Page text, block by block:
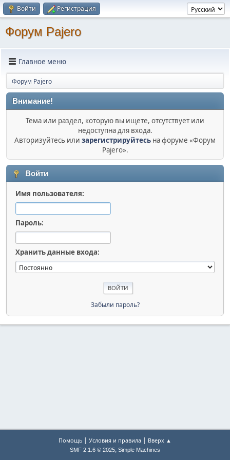
Войти Регистрация
Форум Pajero
Главное меню
Форум Pajero
Внимание!
Тема или раздел, которую вы ищете, отсутствует или
недоступна для входа.
Авторизуйтесь или зарегистрируйтесь на форуме «Форум
Pajero».
Войти
Имя пользователя:
Пароль:
Хранить данные входа:
Забыли пароль?
Помощь | Условия и правила | Вверх ▲
SMF 2.1.6 © 2025, Simple Machines